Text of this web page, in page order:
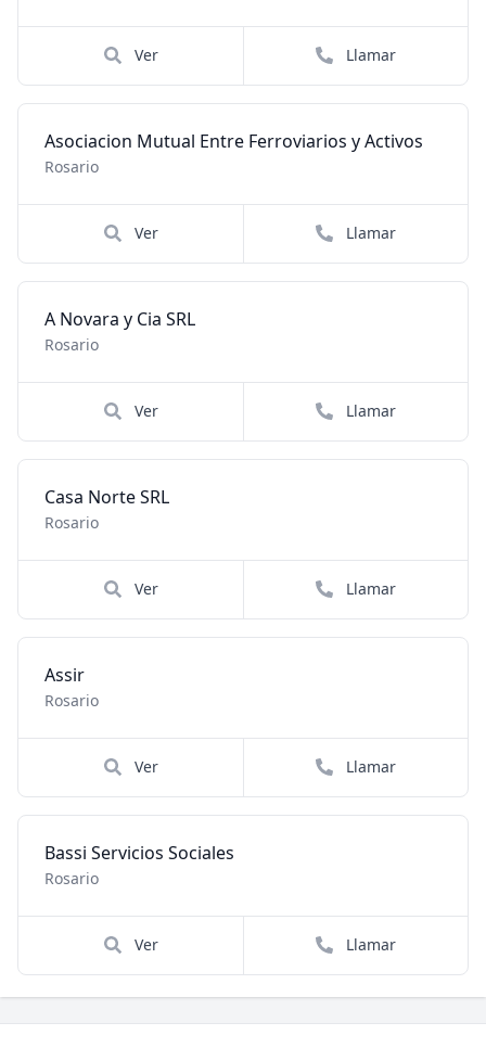
Ver Llamar
Asociacion Mutual Entre Ferroviarios y Activos
Rosario
Ver Llamar
A Novara y Cia SRL
Rosario
Ver Llamar
Casa Norte SRL
Rosario
Ver Llamar
Assir
Rosario
Ver Llamar
Bassi Servicios Sociales
Rosario
Ver Llamar